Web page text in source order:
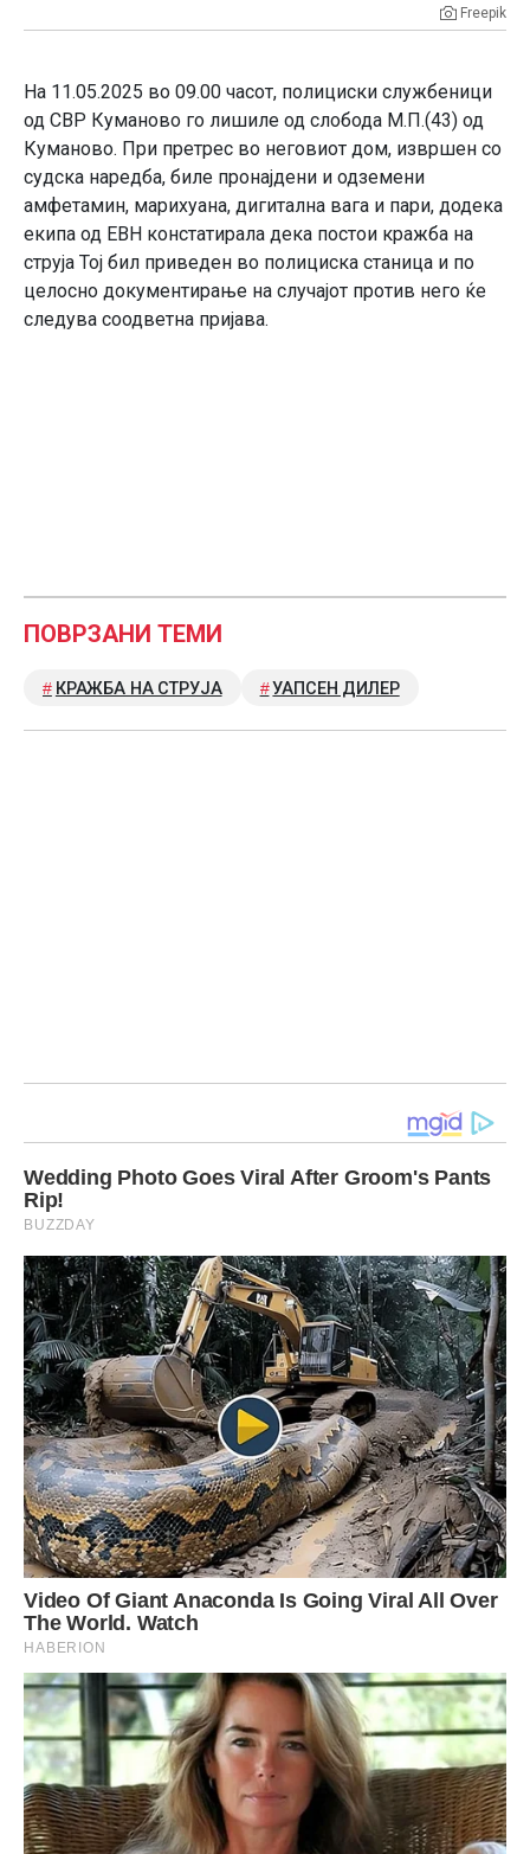
Freepik
На 11.05.2025 во 09.00 часот, полициски службеници
од СВР Куманово го лишиле од слобода М.П.(43) од
Куманово. При претрес во неговиот дом, извршен со
судска наредба, биле пронајдени и одземени
амфетамин, марихуана, дигитална вага и пари, додека
екипа од ЕВН констатирала дека постои кражба на
струја Тој бил приведен во полициска станица и по
целосно документирање на случајот против него ќе
следува соодветна пријава.
ПОВРЗАНИ ТЕМИ
КРАЖБА НА СТРУЈА УАПСЕН ДИЛЕР